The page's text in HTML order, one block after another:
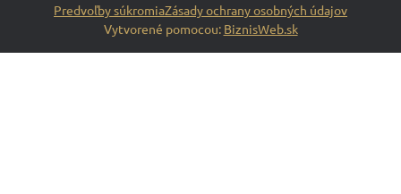
Predvoľby súkromiaZásady ochrany osobných údajov
Vytvorené pomocou: BiznisWeb.sk